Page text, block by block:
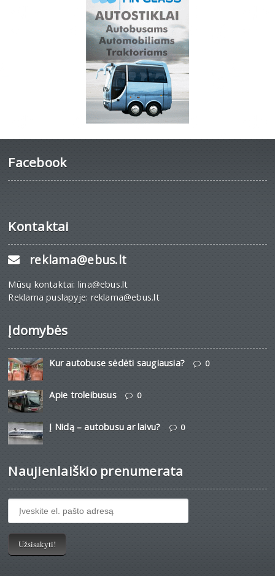
Facebook
Kontaktai
reklama@ebus.lt
Mūsų kontaktai: lina@ebus.lt
Reklama puslapyje: reklama@ebus.lt
Įdomybės
Kur autobuse sėdėti saugiausia? 0
Apie troleibusus 0
Į Nidą – autobusu ar laivu? 0
Naujienlaiškio prenumerata